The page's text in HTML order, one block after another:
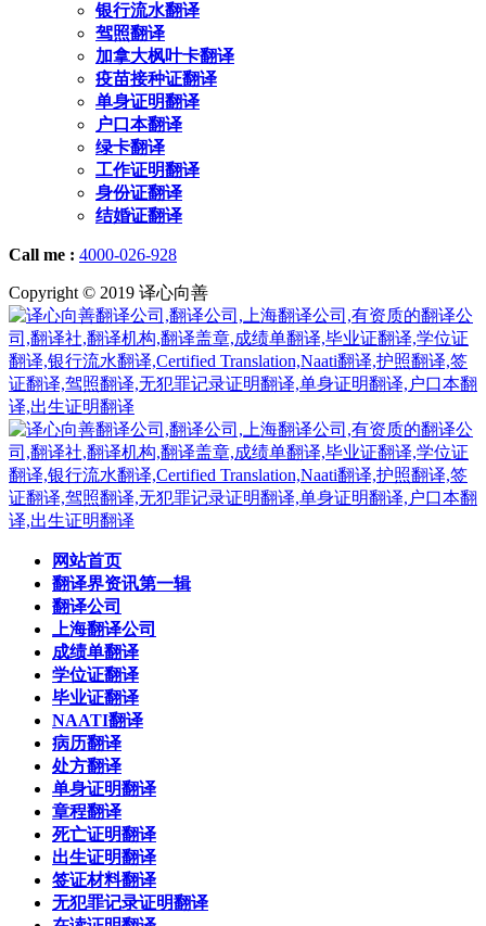
银行流水翻译
驾照翻译
加拿大枫叶卡翻译
疫苗接种证翻译
单身证明翻译
户口本翻译
绿卡翻译
工作证明翻译
身份证翻译
结婚证翻译
Call me : 4000-026-928
Copyright © 2019 译心向善
网站首页
翻译界资讯第一辑
翻译公司
上海翻译公司
成绩单翻译
学位证翻译
毕业证翻译
NAATI翻译
病历翻译
处方翻译
单身证明翻译
章程翻译
死亡证明翻译
出生证明翻译
签证材料翻译
无犯罪记录证明翻译